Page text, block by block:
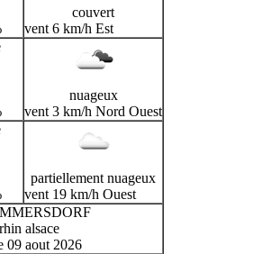
couvert
vent 6 km/h Est
nuageux
vent 3 km/h Nord Ouest
partiellement nuageux
vent 19 km/h Ouest
alsace
09 aout 2026